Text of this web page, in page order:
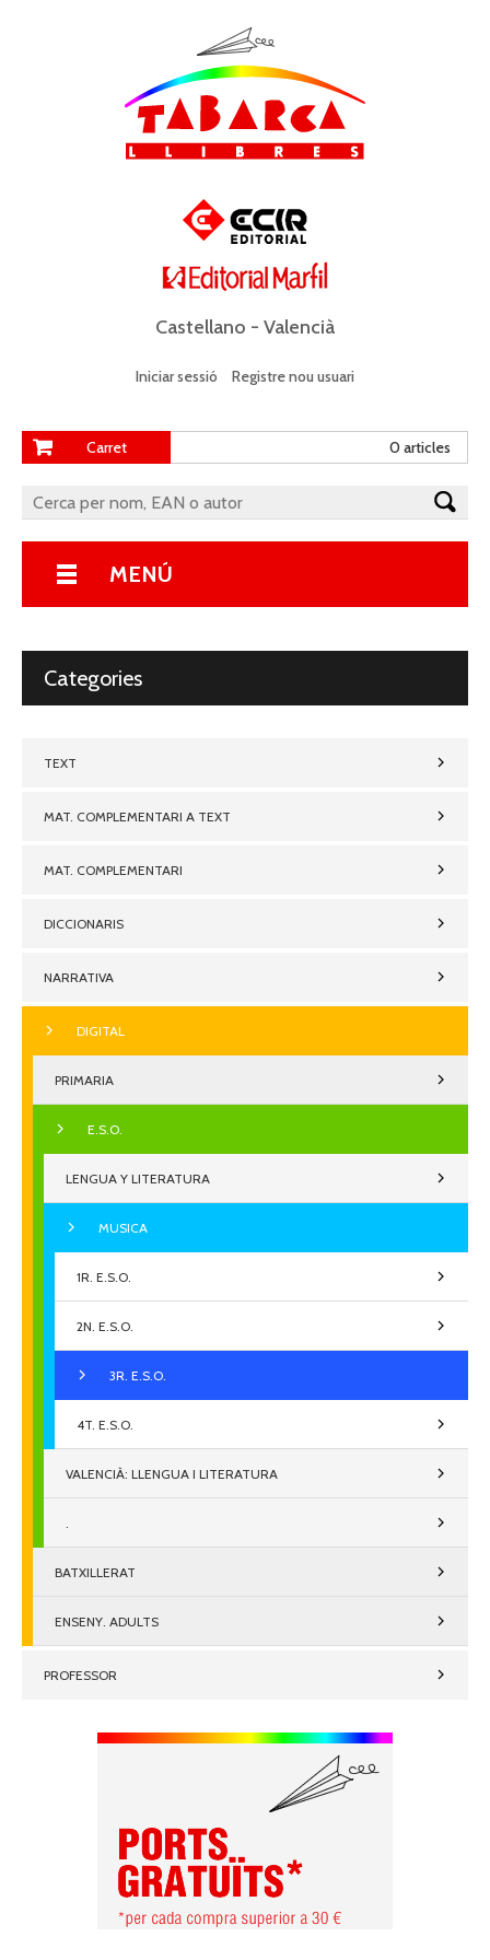
Castellano - Valencià
Iniciar sessió Registre nou usuari
Carret 0 articles
MENÚ
Categories
TEXT
MAT. COMPLEMENTARI A TEXT
MAT. COMPLEMENTARI
DICCIONARIS
NARRATIVA
DIGITAL
PRIMARIA
E.S.O.
LENGUA Y LITERATURA
MUSICA
1R. E.S.O.
2N. E.S.O.
3R. E.S.O.
4T. E.S.O.
VALENCIÀ: LLENGUA I LITERATURA
.
BATXILLERAT
ENSENY. ADULTS
PROFESSOR